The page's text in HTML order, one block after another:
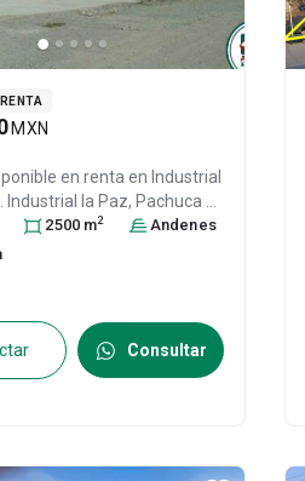
RENTA
MXN
en renta en Industrial
Industrial la Paz, Pachuca de
, México, C.P. 42092, ID:
2500 m2
Andenes
Consultar